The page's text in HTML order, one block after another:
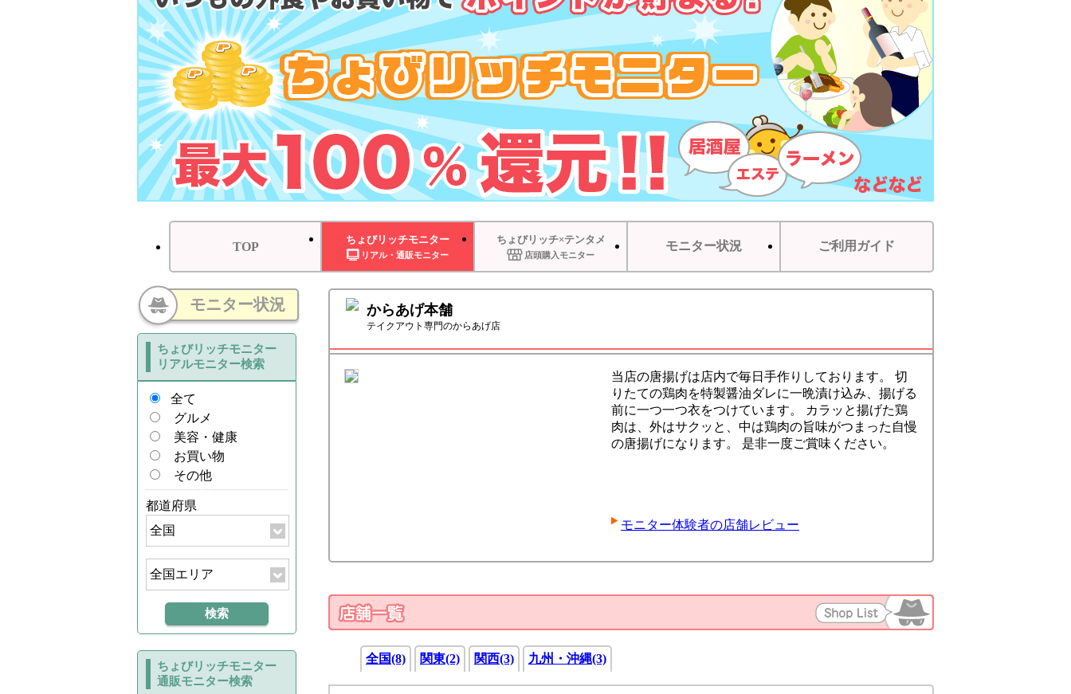
TOP
ちょびリッチモニター
リアル・通販モニター
ちょびリッチ×テンタメ
店頭購入モニター
モニター状況 ご利用ガイド
モニター状況
ちょびリッチモニター
リアルモニター検索
全て
グルメ
美容・健康
お買い物
その他
都道府県
ちょびリッチモニター
通販モニター検索
からあげ本舗
テイクアウト専門のからあげ店
当店の唐揚げは店内で毎日手作りしております。 切
りたての鶏肉を特製醤油ダレに一晩漬け込み、揚げる
前に一つ一つ衣をつけています。 カラッと揚げた鶏
肉は、外はサクッと、中は鶏肉の旨味がつまった自慢
の唐揚げになります。 是非一度ご賞味ください。
モニター体験者の店舗レビュー
全国(8) 関東(2) 関西(3) 九州・沖縄(3)